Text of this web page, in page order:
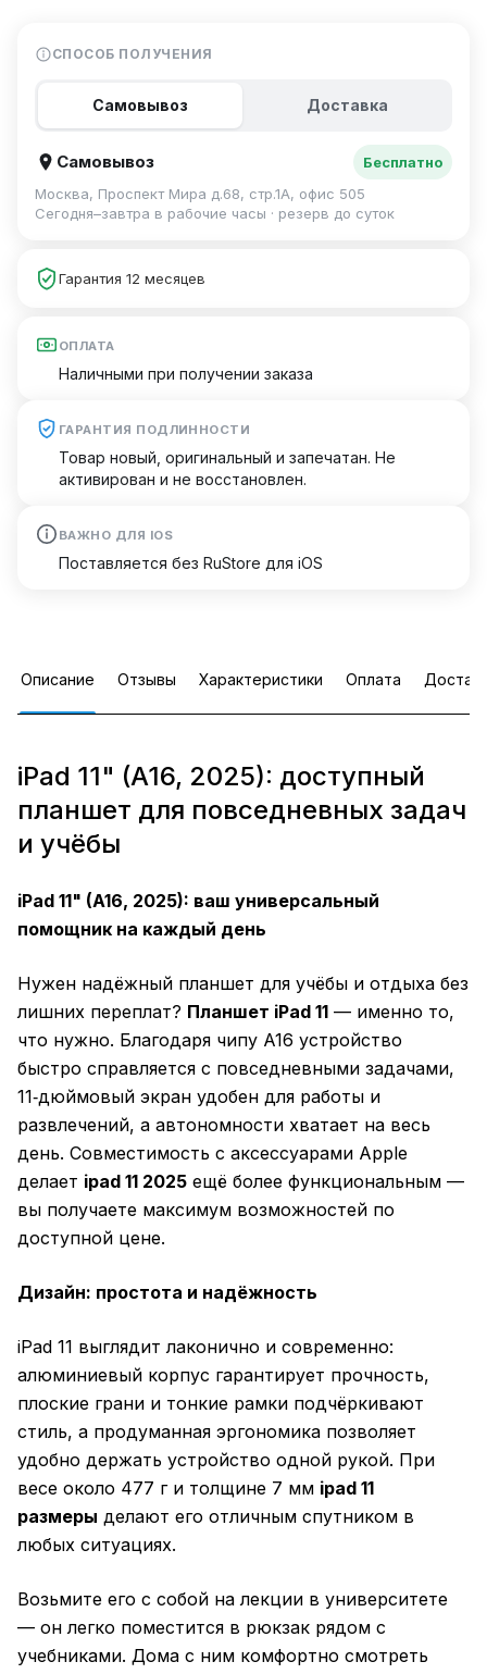
СПОСОБ ПОЛУЧЕНИЯ
Самовывоз Доставка
Самовывоз
Бесплатно
Москва, Проспект Мира д.68, стр.1А, офис 505
Сегодня–завтра в рабочие часы · резерв до суток
Гарантия 12 месяцев
ОПЛАТА
Наличными при получении заказа
ГАРАНТИЯ ПОДЛИННОСТИ
Товар новый, оригинальный и запечатан. Не
активирован и не восстановлен.
ВАЖНО ДЛЯ IOS
Поставляется без RuStore для iOS
Описание Отзывы Характеристики Оплата
iPad 11" (A16, 2025): доступный
планшет для повседневных задач
и учёбы
iPad 11" (A16, 2025): ваш универсальный
помощник на каждый день
Нужен надёжный планшет для учёбы и отдыха без
лишних переплат? Планшет iPad 11 — именно то,
что нужно. Благодаря чипу A16 устройство
быстро справляется с повседневными задачами,
11‑дюймовый экран удобен для работы и
развлечений, а автономности хватает на весь
день. Совместимость с аксессуарами Apple
делает ipad 11 2025 ещё более функциональным —
вы получаете максимум возможностей по
доступной цене.
Дизайн: простота и надёжность
iPad 11 выглядит лаконично и современно:
алюминиевый корпус гарантирует прочность,
плоские грани и тонкие рамки подчёркивают
стиль, а продуманная эргономика позволяет
удобно держать устройство одной рукой. При
весе около 477 г и толщине 7 мм ipad 11
размеры делают его отличным спутником в
любых ситуациях.
Возьмите его с собой на лекции в университете
— он легко поместится в рюкзак рядом с
учебниками. Дома с ним комфортно смотреть